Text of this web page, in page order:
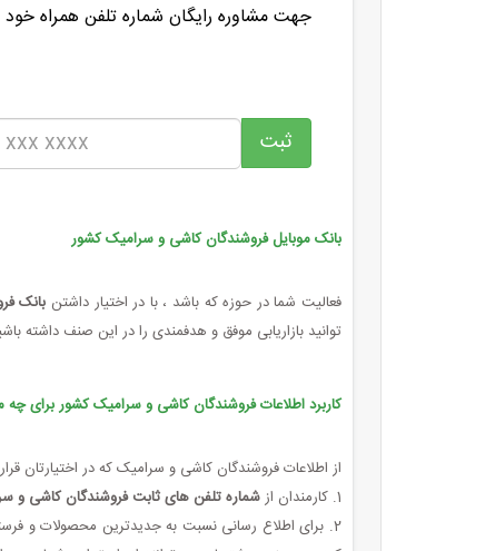
جهت مشاوره رایگان شماره تلفن همراه خود
بانک موبایل فروشندگان کاشی و سرامیک کشور
فعالیت شما در حوزه که باشد ، با در اختیار داشتن بانک
توانید بازاریابی موفق و هدفمندی را در این صنف داشته
کاربرد اطلاعات فروشندگان کاشی و سرامیک کشور برای
از اطلاعات فروشندگان کاشی و سرامیک که در اختیارتان
1. کارمندان از
شماره تلفن های ثابت فروشندگان کاشی و
2. برای اطلاع رسانی نسبت به جدیدترین محصولات و